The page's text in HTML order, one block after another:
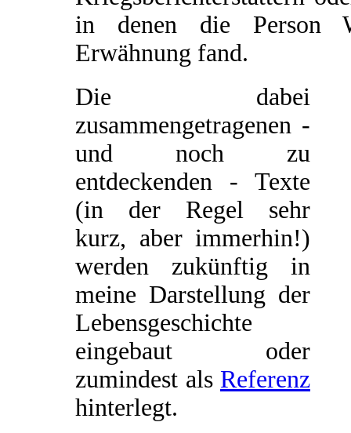
in denen die Person
Erwähnung fand.
Die dabei
zusammengetragenen -
und noch zu
entdeckenden - Texte
(in der Regel sehr
kurz, aber immerhin!)
werden zukünftig in
meine Darstellung der
Lebensgeschichte
eingebaut oder
zumindest als Referenz
hinterlegt.